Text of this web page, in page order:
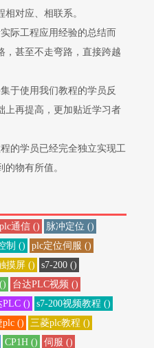
对应、相联系。
际工程应用经验的总结而
，甚至不走弯路，直接跨越
于使用我们教程的学员反
上再提高，更加贴近学习者
的学员已经完全独立实现工
物有所值。
plc通信 ()
脉冲定位 ()
制 ()
plc定位伺服 ()
摸屏 ()
s7-200 ()
台达PLC视频 ()
PLC ()
s7-200视频教程 ()
plc ()
三菱plc教程 ()
CP1H ()
伺服 ()